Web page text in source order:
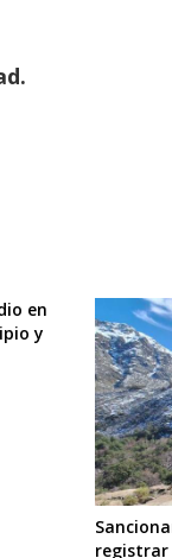
en
y
registrar